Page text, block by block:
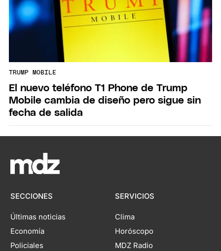
TRUMP MOBILE
El nuevo teléfono T1 Phone de Trump
Mobile cambia de diseño pero sigue sin
fecha de salida
SECCIONES
Últimas noticias
Economía
Policiales
SERVICIOS
Clima
Horóscopo
MDZ Radio